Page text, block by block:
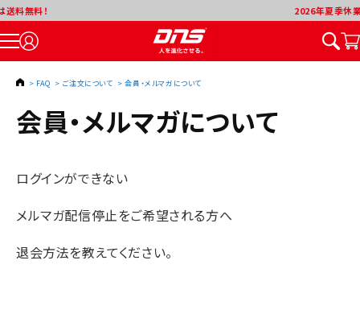
2026年夏季休業期間について
TOP
> FAQ > ご注文について >会員・メルマガについて
会員・メルマガについて
ログインができない
メルマガ配信停止をご希望される方へ
退会方法を教えてください。